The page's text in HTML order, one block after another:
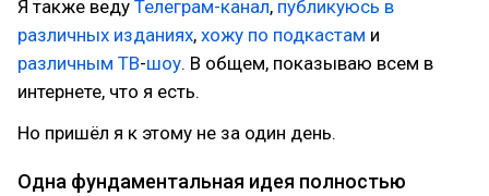
Я также веду Телеграм-канал, публикуюсь в
различных изданиях, хожу по подкастам и
различным ТВ-шоу. В общем, показываю всем в
интернете, что я есть.
Но пришёл я к этому не за один день.
Одна фундаментальная идея полностью